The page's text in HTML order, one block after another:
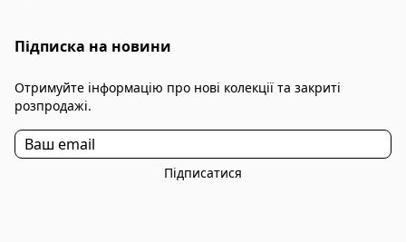
Підписка на новини
Отримуйте інформацію про нові колекції та закриті
розпродажі.
Підписатися